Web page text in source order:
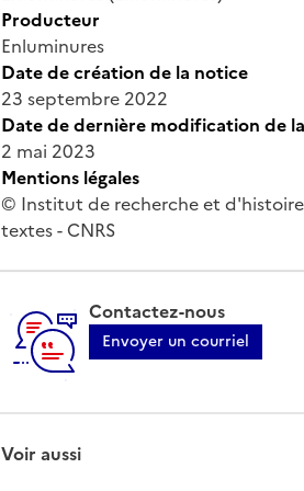
Producteur
Enluminures
Date de création de la notice
23 septembre 2022
Date de dernière modification de
2 mai 2023
Mentions légales
© Institut de recherche et
textes - CNRS
Contactez-nous
Envoyer un courriel
Voir aussi